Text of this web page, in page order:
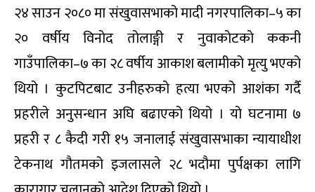
२४ साउन २०८० मा संखुवासभाको मादी नगरपालिका–५ का
२० वर्षीय विनोद तोलाङ्गी र नुवाकोटको ककनी
गाउँपालिका–७ का २८ वर्षीय आकाश बलामीको मृत्यु भएको
थियो । कुटपिटबाट उनीहरुको हत्या भएको आशंका गर्दै
प्रहरीले अनुसन्धान अघि बढाएको थियो । यो घटनामा ७
प्रहरी र ८ कैदी गरी १५ जनालाई संखुवासभाका न्यायाधीश
टेकनाथ गौतमको इजलासले २८ भदौमा पुर्पक्षका लागि